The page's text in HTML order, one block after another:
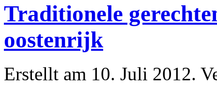
Traditionele
oostenrijk
Erstellt am 10. Juli 2012.